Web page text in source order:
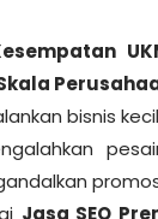
bisnis
Jasa SEO